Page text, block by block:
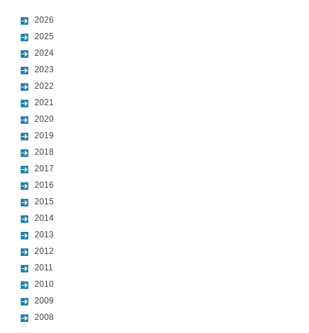
2026
2025
2024
2023
2022
2021
2020
2019
2018
2017
2016
2015
2014
2013
2012
2011
2010
2009
2008